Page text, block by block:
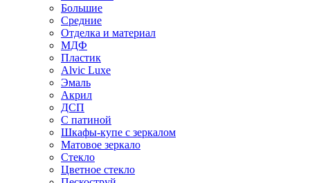
Большие
Средние
Отделка и материал
МДФ
Пластик
Alvic Luxe
Эмаль
Акрил
ДСП
С патиной
Шкафы-купе с зеркалом
Матовое зеркало
Стекло
Цветное стекло